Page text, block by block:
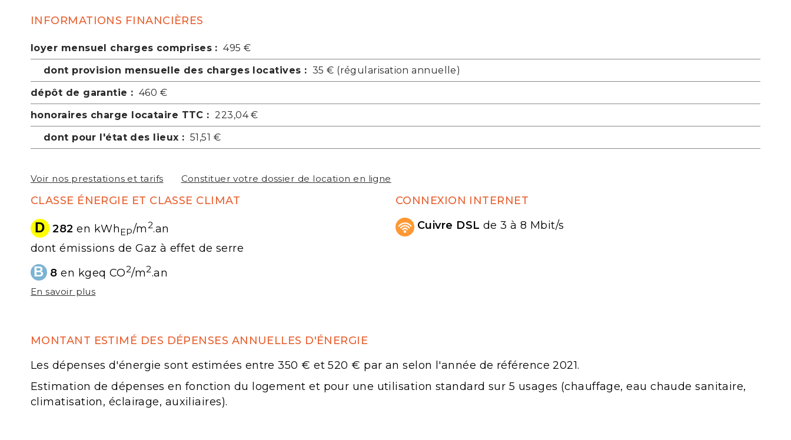
INFORMATIONS FINANCIÈRES
loyer mensuel charges comprises : 495 €
dont provision mensuelle des charges locatives : 35 € (régularisation annuelle)
dépôt de garantie : 460 €
honoraires charge locataire TTC : 223,04 €
dont pour l'état des lieux : 51,51 €
Voir nos prestations et tarifs Constituer votre dossier de location en ligne
CLASSE ÉNERGIE ET CLASSE CLIMAT
D 282 en kWhEP/m2.an
dont émissions de Gaz à effet de serre
B 8 en kgeq CO2/m2.an
En savoir plus
CONNEXION INTERNET
Cuivre DSL de 3 à 8 Mbit/s
MONTANT ESTIMÉ DES DÉPENSES ANNUELLES D'ÉNERGIE
Les dépenses d'énergie sont estimées entre 350 € et 520 € par an selon l'année de référence 2021.
Estimation de dépenses en fonction du logement et pour une utilisation standard sur 5 usages (chauffage, eau chaude sanitaire,
climatisation, éclairage, auxiliaires).